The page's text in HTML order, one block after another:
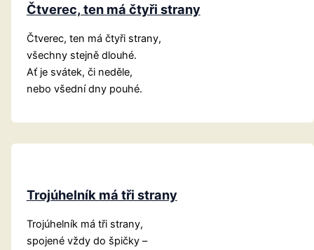
Čtverec, ten má čtyři strany
Čtverec, ten má čtyři strany,
všechny stejně dlouhé.
Ať je svátek, či neděle,
nebo všední dny pouhé.
Trojúhelník má tři strany
Trojúhelník má tři strany,
spojené vždy do špičky –